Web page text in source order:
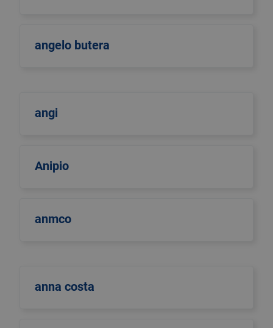
angelo butera
angi
Anipio
anmco
anna costa